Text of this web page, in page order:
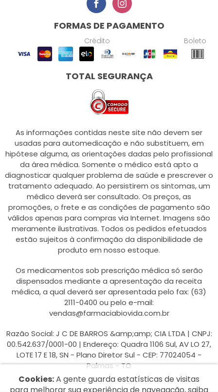
FORMAS DE PAGAMENTO
Crédito Boleto
TOTAL SEGURANÇA
As informações contidas neste site não devem ser
usadas para automedicação e não substituem, em
hipótese alguma, as orientações dadas pelo profissional
da área médica. Somente o médico está apto a
diagnosticar qualquer problema de saúde e prescrever o
tratamento adequado. Ao persistirem os sintomas, um
médico deverá ser consultado. Os preços, as
promoções, o frete e as condições de pagamento são
válidos apenas para compras via Internet. Imagens são
meramente ilustrativas. Todos os pedidos efetuados
estão sujeitos à confirmação da disponibilidade de
produto em nosso estoque.
Os medicamentos sob prescrição médica só serão
dispensados mediante a apresentação da receita
médica, a qual deverá ser apresentada pelo fax: (63)
2111-0400 ou pelo e-mail:
vendas@farmaciabiovida.com.br
Razão Social: J C DE BARROS &amp;amp; CIA LTDA | CNPJ:
00.542.637/0001-00 | Endereço: Quadra 1106 Sul, AV LO 27,
LOTE 17 E 18, SN - Plano Diretor Sul - CEP: 77024054 -
Palmas - TO
Cookies:A gente guarda estatísticas de visitas